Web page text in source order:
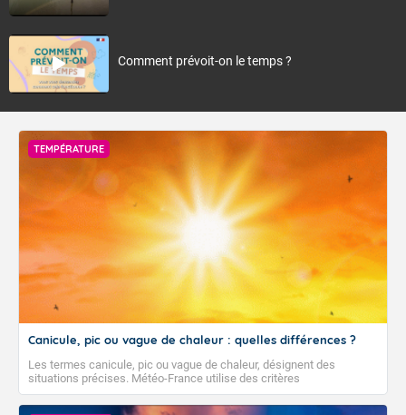
Comment prévoit-on le temps ?
TEMPÉRATURE
Canicule, pic ou vague de chaleur : quelles différences ?
Les termes canicule, pic ou vague de chaleur, désignent des
situations précises. Météo-France utilise des critères
climatologiques pour évaluer et qualifier les épisodes de chaleur qui
peuvent avoir des impacts sanitaires et socio-économiques